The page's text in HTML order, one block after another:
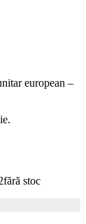
european –
fără stoc